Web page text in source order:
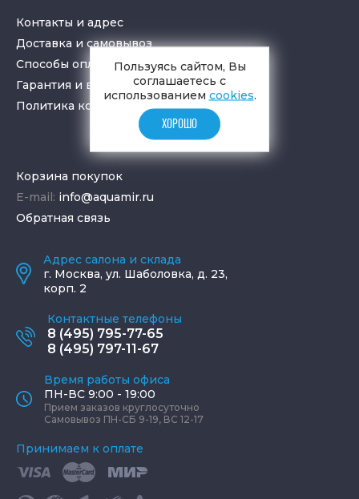
Контакты и адрес
Доставка и самовывоз
Способы оплаты
Гарантия и возврат товара
Политика конфиденциальности
Корзина покупок
E-mail: info@aquamir.ru
Обратная связь
Адрес салона и склада
г. Москва, ул. Шаболовка, д. 23,
корп. 2
Контактные телефоны
8 (495) 795-77-65
8 (495) 797-11-67
Время работы офиса
ПН-ВС 9:00 - 19:00
Прием заказов круглосуточно
Самовывоз ПН-СБ 9-19, ВС 12-17
Принимаем к оплате
Пользуясь сайтом, Вы
соглашаетесь с
использованием cookies.
ХОРОШО